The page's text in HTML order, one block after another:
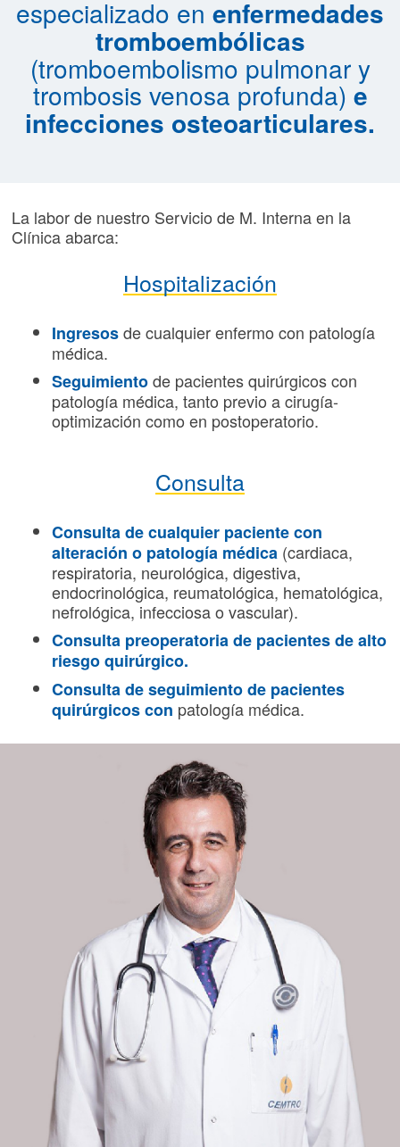
especializado en enfermedades
tromboembólicas
(tromboembolismo pulmonar y
trombosis venosa profunda) e
infecciones osteoarticulares.
La labor de nuestro Servicio de M. Interna en la
Clínica abarca:
Hospitalización
Ingresosde cualquier enfermo con patología
médica.
Seguimientode pacientes quirúrgicos con
patología médica, tanto previo a cirugía-
optimización como en postoperatorio.
Consulta
Consulta de cualquier paciente con
alteración o patología médica (cardiaca,
respiratoria, neurológica, digestiva,
endocrinológica, reumatológica, hematológica,
nefrológica, infecciosa o vascular).
Consulta preoperatoria de pacientes de alto
riesgo quirúrgico.
Consulta de seguimiento de pacientes
quirúrgicos con patología médica.